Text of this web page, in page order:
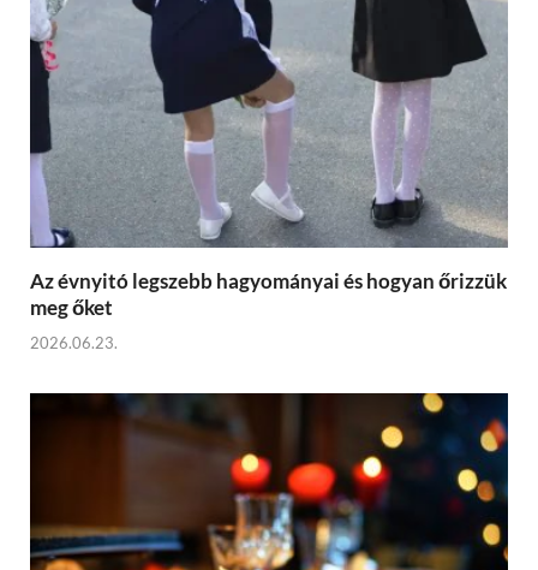
Az évnyitó legszebb hagyományai és hogyan őrizzük
meg őket
2026.06.23.